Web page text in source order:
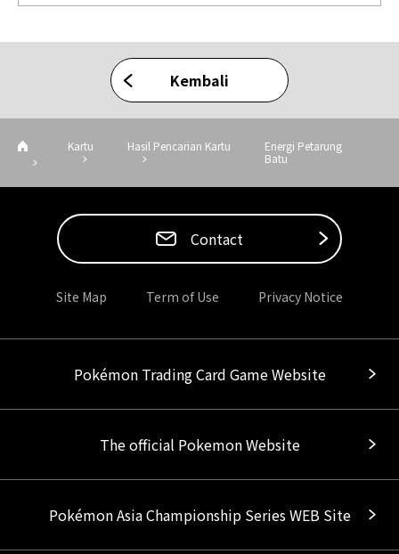
Kembali
Kartu Hasil Pencarian Kartu
Energi Petarung
Batu
Contact
Site Map Term of Use Privacy Notice
Pokémon Trading Card Game Website
The official Pokemon Website
Pokémon Asia Championship Series WEB Site